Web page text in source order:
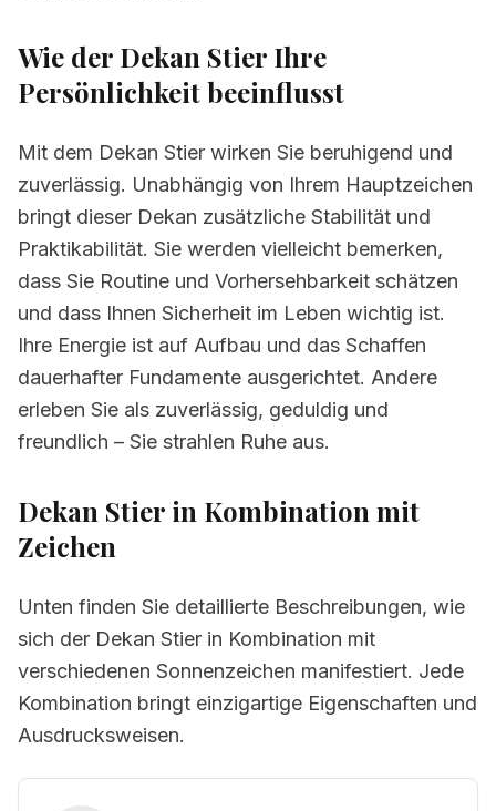
3.10 Steinbock und Dekan Stier
3.11 Wassermann und Dekan Stier
3.12 Fische und Dekan Stier
4. Dekan Stier in Liebe und Beziehungen
5.
Karriere und Berufsleben für Dekan Stier
6. Herausforderungen des Dekans Stier
7. Tipps für Menschen mit Dekan Stier
8. Häufig gestellte Fragen
Wie der Dekan Stier Ihre
Persönlichkeit beeinflusst
Mit dem Dekan Stier wirken Sie beruhigend und
zuverlässig. Unabhängig von Ihrem Hauptzeichen
bringt dieser Dekan zusätzliche Stabilität und
Praktikabilität. Sie werden vielleicht bemerken,
dass Sie Routine und Vorhersehbarkeit schätzen
und dass Ihnen Sicherheit im Leben wichtig ist.
Ihre Energie ist auf Aufbau und das Schaffen
dauerhafter Fundamente ausgerichtet. Andere
erleben Sie als zuverlässig, geduldig und
freundlich – Sie strahlen Ruhe aus.
Dekan Stier in Kombination mit
Zeichen
Unten finden Sie detaillierte Beschreibungen, wie
sich der Dekan Stier in Kombination mit
verschiedenen Sonnenzeichen manifestiert. Jede
Kombination bringt einzigartige Eigenschaften und
Ausdrucksweisen.